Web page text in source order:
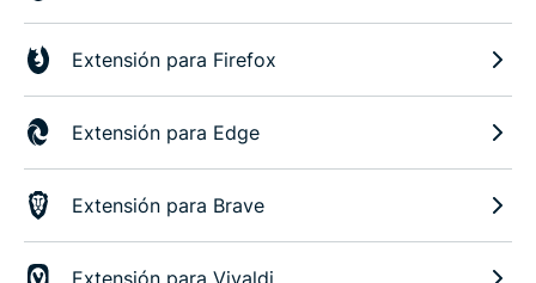
Extensión para Firefox
Extensión para Edge
Extensión para Brave
Extensión para Vivaldi